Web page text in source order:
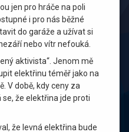
jen pro hráče na poli
i pro nás běžné
do garáže a užívat si
nebo vítr nefouká.
aktivista“. Jenom mě
elektřinu téměř jako na
V době, kdy ceny za
že elektřina jde proti
že levná elektřina bude